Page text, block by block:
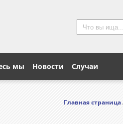
мы Новости Случаи
Главная страница